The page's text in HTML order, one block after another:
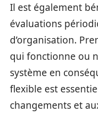
Il est également
évaluations
d’organisation.
qui fonctionne ou
système en
flexible est
changements et